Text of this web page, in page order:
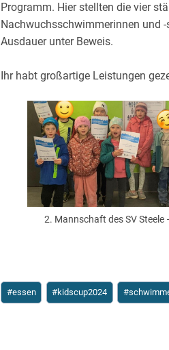
Programm. Hier stellten die vier
Nachwuchsschwimmerinnen und
Ausdauer unter Beweis.
Ihr habt großartige Leistungen
2. Mannschaft des SV Steele
Schlagworte:
#essen #kidscup2024 #